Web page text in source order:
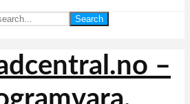
Search